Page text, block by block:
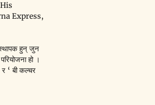
Express,
हुन् जुन
हो ।
‘ बी कल्चर